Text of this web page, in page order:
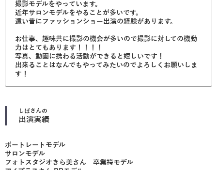
撮影モデルをやっています。
近年サロンモデルをやることが多いです。
遠い昔にファッションショー出演の経験があります。
お仕事、趣味共に撮影の機会が多いので撮影に対しての機動
力はとてもあります！！！！
写真、動画に携わる活動ができると嬉しいです！
出来ることはなんでもやってみたいのでよろしくお願いしま
す！
しばさんの
出演実績
ポートレートモデル
サロンモデル
フォトスタジオきら美さん 卒業袴モデル